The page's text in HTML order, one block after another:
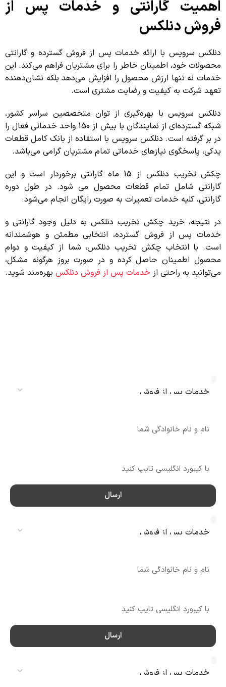
اهمیت گارانتی و خدمات پس از
فروش دنلکس
دنلکس سرویس با ارائه خدمات پس از فروش گسترده و گارانتی
محصولات خود، اطمینان خاطر را برای مشتریان فراهم می‌کند. این
خدمات نه تنها ارزش محصول را افزایش می‌دهد بلکه نشان‌دهنده
تعهد شرکت به کیفیت و رضایت مشتری است.
دنلکس سرویس با بهره‌گیری از توان متخصصین سراسر کشور،
شبکه گسترده‌ای از نمایندگان با بیش از 150 واحد خدماتی فعال را
در بر گرفته است. دنلکس سرویس با استفاده از بانک کامل قطعات
یدکی، پاسخگوی نیازهای خدماتی تمام مشتریان گرامی می‌باشد.
چکش تخریب دنلکس از 15 ماه گارانتی برخوردار است و این
گارانتی شامل تمام قطعات محصول می شود. در طول دوره
گارانتی، کلیه خدمات تعمیرات به صورت رایگان انجام می‌شود.
در نتیجه، خرید چکش تخریب دنلکس به دلیل وجود گارانتی و
خدمات پس از فروش گسترده، انتخابی مطمئن و هوشمندانه
است. با انتخاب چکش تخریب دنلکس، شما از کیفیت و دوام
محصول اطمینان حاصل کرده و در صورت بروز هرگونه مشکل،
می‌توانید به راحتی از خدمات پس از فروش دنلکس بهره‌مند شوید.
ارسال
ارسال